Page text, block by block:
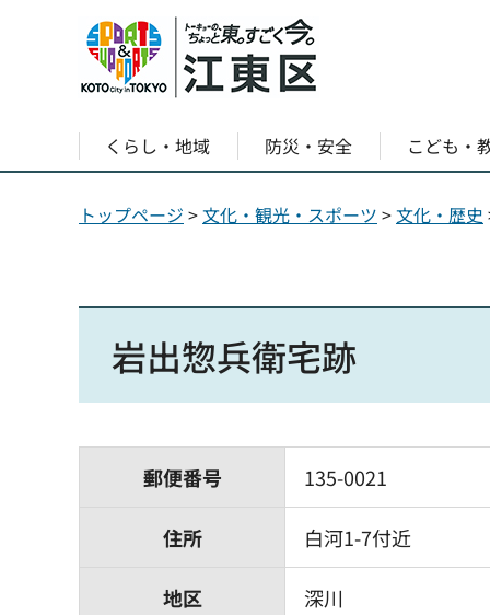
くらし・地域 防災・安全 こども・
トップページ >文化・観光・スポーツ >文化・歴史
岩出惣兵衛宅跡
郵便番号 135-0021
住所 白河1-7付近
地区 深川